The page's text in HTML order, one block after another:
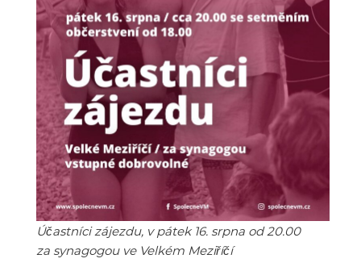
Účastníci zájezdu, v pátek 16. srpna od 20.00
za synagogou ve Velkém Meziříčí